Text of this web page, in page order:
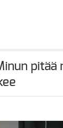
pitää